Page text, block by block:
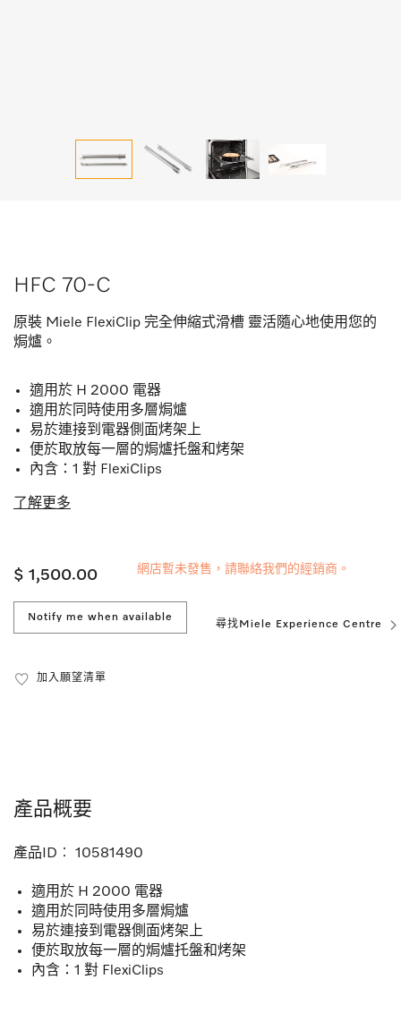
HFC 70-C
原裝 Miele FlexiClip 完全伸縮式滑槽 靈活隨心地使用您的
焗爐。
適用於 H 2000 電器
適用於同時使用多層焗爐
易於連接到電器側面烤架上
便於取放每一層的焗爐托盤和烤架
內含：1 對 FlexiClips
了解更多
$ 1,500.00 網店暫未發售，請聯絡我們的經銷商。
Notify me when available
尋找Miele Experience Centre
加入願望清單
產品概要
產品ID︰ 10581490
適用於 H 2000 電器
適用於同時使用多層焗爐
易於連接到電器側面烤架上
便於取放每一層的焗爐托盤和烤架
內含：1 對 FlexiClips